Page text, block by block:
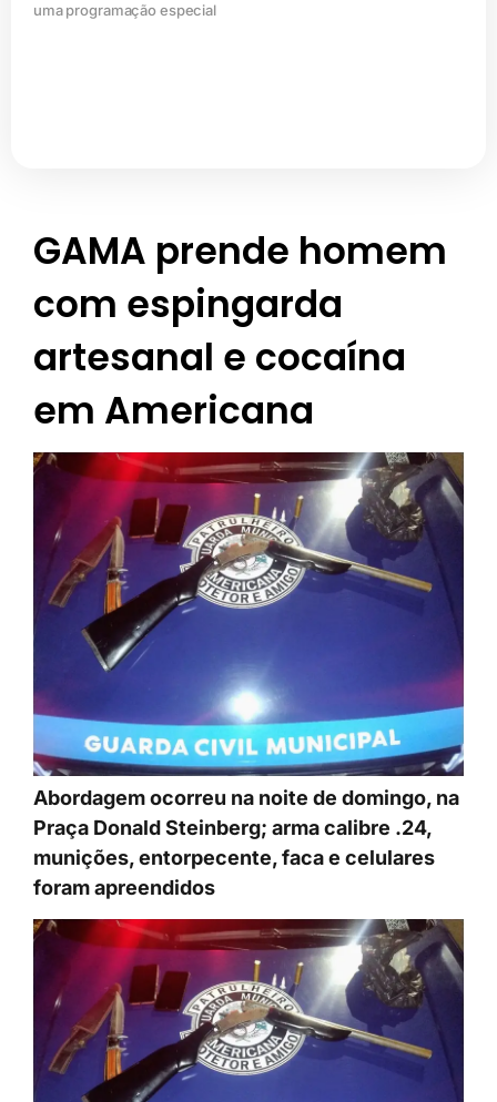
uma programação especial
GAMA prende homem
com espingarda
artesanal e cocaína
em Americana
Abordagem ocorreu na noite de domingo, na
Praça Donald Steinberg; arma calibre .24,
munições, entorpecente, faca e celulares
foram apreendidos